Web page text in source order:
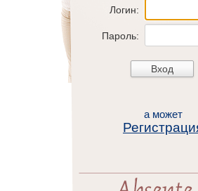
Логин:
Пароль:
а может